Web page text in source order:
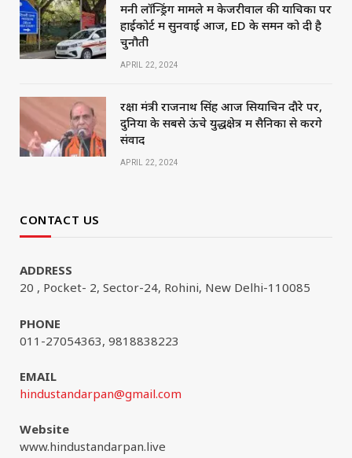
मनी लॉन्ड्रिंग मामले में केजरीवाल की याचिका पर
हाईकोर्ट में सुनवाई आज, ED के समन को दी है
चुनौती
APRIL 22, 2024
रक्षा मंत्री राजनाथ सिंह आज सियाचिन दौरे पर,
दुनिया के सबसे ऊंचे युद्धक्षेत्र में सैनिकों से करेंगे
संवाद
APRIL 22, 2024
CONTACT US
ADDRESS
20 , Pocket- 2, Sector-24, Rohini, New Delhi-110085
PHONE
011-27054363, 9818838223
EMAIL
hindustandarpan@gmail.com
Website
www.hindustandarpan.live